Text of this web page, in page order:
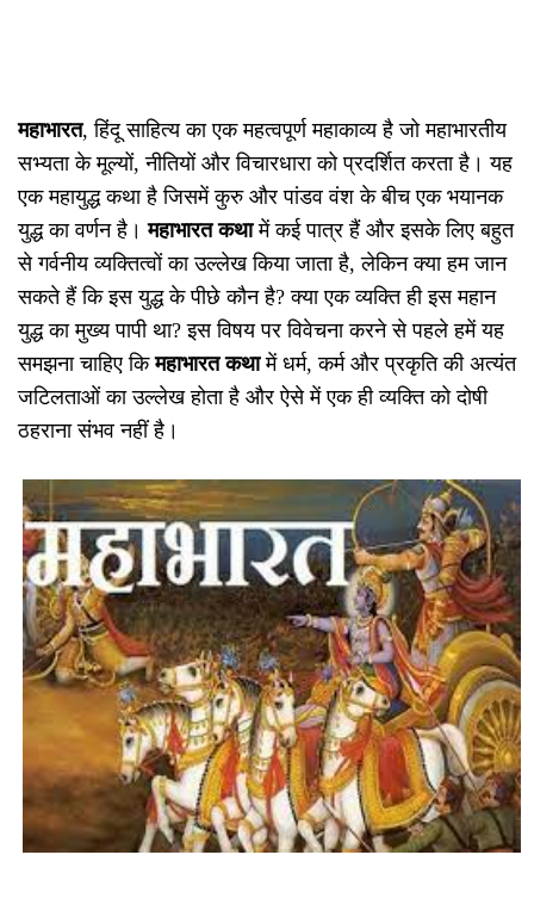
महाभारत, हिंदू साहित्य का एक महत्वपूर्ण महाकाव्य है जो महाभारतीय
सभ्यता के मूल्यों, नीतियों और विचारधारा को प्रदर्शित करता है। यह
एक महायुद्ध कथा है जिसमें कुरु और पांडव वंश के बीच एक भयानक
युद्ध का वर्णन है। महाभारत कथामें कई पात्र हैं और इसके लिए बहुत
से गर्वनीय व्यक्तित्वों का उल्लेख किया जाता है, लेकिन क्या हम जान
सकते हैं कि इस युद्ध के पीछे कौन है? क्या एक व्यक्ति ही इस महान
युद्ध का मुख्य पापी था? इस विषय पर विवेचना करने से पहले हमें यह
समझना चाहिए किमहाभारत कथामें धर्म, कर्म और प्रकृति की अत्यंत
जटिलताओं का उल्लेख होता है और ऐसे में एक ही व्यक्ति को दोषी
ठहराना संभव नहीं है।